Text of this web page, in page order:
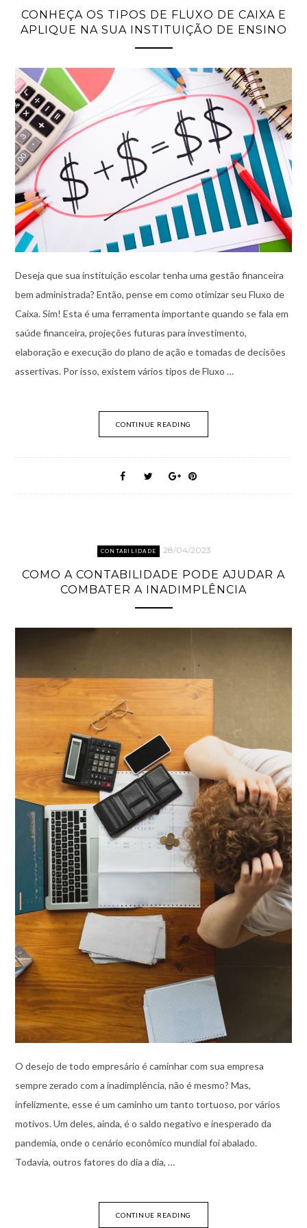
CONHEÇA OS TIPOS DE FLUXO DE CAIXA E
APLIQUE NA SUA INSTITUIÇÃO DE ENSINO
Deseja que sua instituição escolar tenha uma gestão financeira
bem administrada? Então, pense em como otimizar seu Fluxo de
Caixa. Sim! Esta é uma ferramenta importante quando se fala em
saúde financeira, projeções futuras para investimento,
elaboração e execução do plano de ação e tomadas de decisões
assertivas. Por isso, existem vários tipos de Fluxo …
CONTINUE READING
CONTABILIDADE 28/04/2023
COMO A CONTABILIDADE PODE AJUDAR A
COMBATER A INADIMPLÊNCIA
O desejo de todo empresário é caminhar com sua empresa
sempre zerado com a inadimplência, não é mesmo? Mas,
infelizmente, esse é um caminho um tanto tortuoso, por vários
motivos. Um deles, ainda, é o saldo negativo e inesperado da
pandemia, onde o cenário econômico mundial foi abalado.
Todavia, outros fatores do dia a dia, …
CONTINUE READING